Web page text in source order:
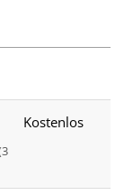
Kostenlos